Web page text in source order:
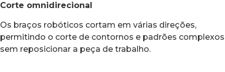
Corte omnidirecional
Os braços robóticos cortam em várias direções,
permitindo o corte de contornos e padrões complexos
sem reposicionar a peça de trabalho.